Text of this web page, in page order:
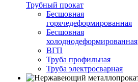
Трубный прокат
Бесшовная
горячедеформированная
Бесшовная
холоднодеформированная
ВГП
Труба профильная
Труба электросварная